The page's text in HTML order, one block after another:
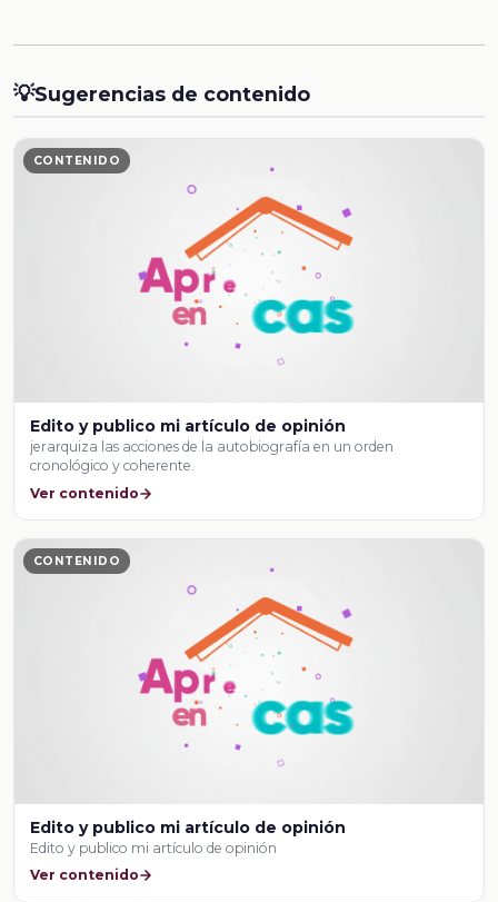
💡Sugerencias de contenido
CONTENIDO
Edito y publico mi artículo de opinión
jerarquiza las acciones de la autobiografía en un orden
cronológico y coherente.
Ver contenido
CONTENIDO
Edito y publico mi artículo de opinión
Edito y publico mi artículo de opinión
Ver contenido